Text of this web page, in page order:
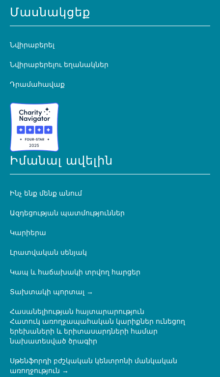
Մասնակցեք
Նվիրաբերել
Նվիրաբերելու եղանակներ
Դրամահավաք
Իմանալ ավելին
Ինչ ենք մենք անում
Ազդեցության պատմություններ
Կարիերա
Լրատվական սենյակ
Կապ և հաճախակի տրվող հարցեր
Տախտակի պորտալ
Հասանելիության հայտարարություն
Հատուկ առողջապահական կարիքներ ունեցող
երեխաների և երիտասարդների համար
նախատեսված ծրագիր
Սթենֆորդի բժշկական կենտրոնի մանկական
առողջություն